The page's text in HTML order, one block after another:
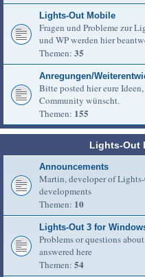
Lights-Out Mobile
Fragen und Probleme zur
und WP werden hier
Themen: 35
Anregungen/
Bitte posted hier eure
Community wünscht.
Themen: 155
Lights-Out
Announcements
Martin, developer of
developments
Themen: 10
Lights-Out 3 for
Problems or questions
answered here
Themen: 54